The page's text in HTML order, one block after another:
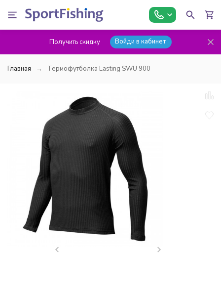
Получить скидку Войди в кабинет
Главная Термофутболка Lasting SWU 900